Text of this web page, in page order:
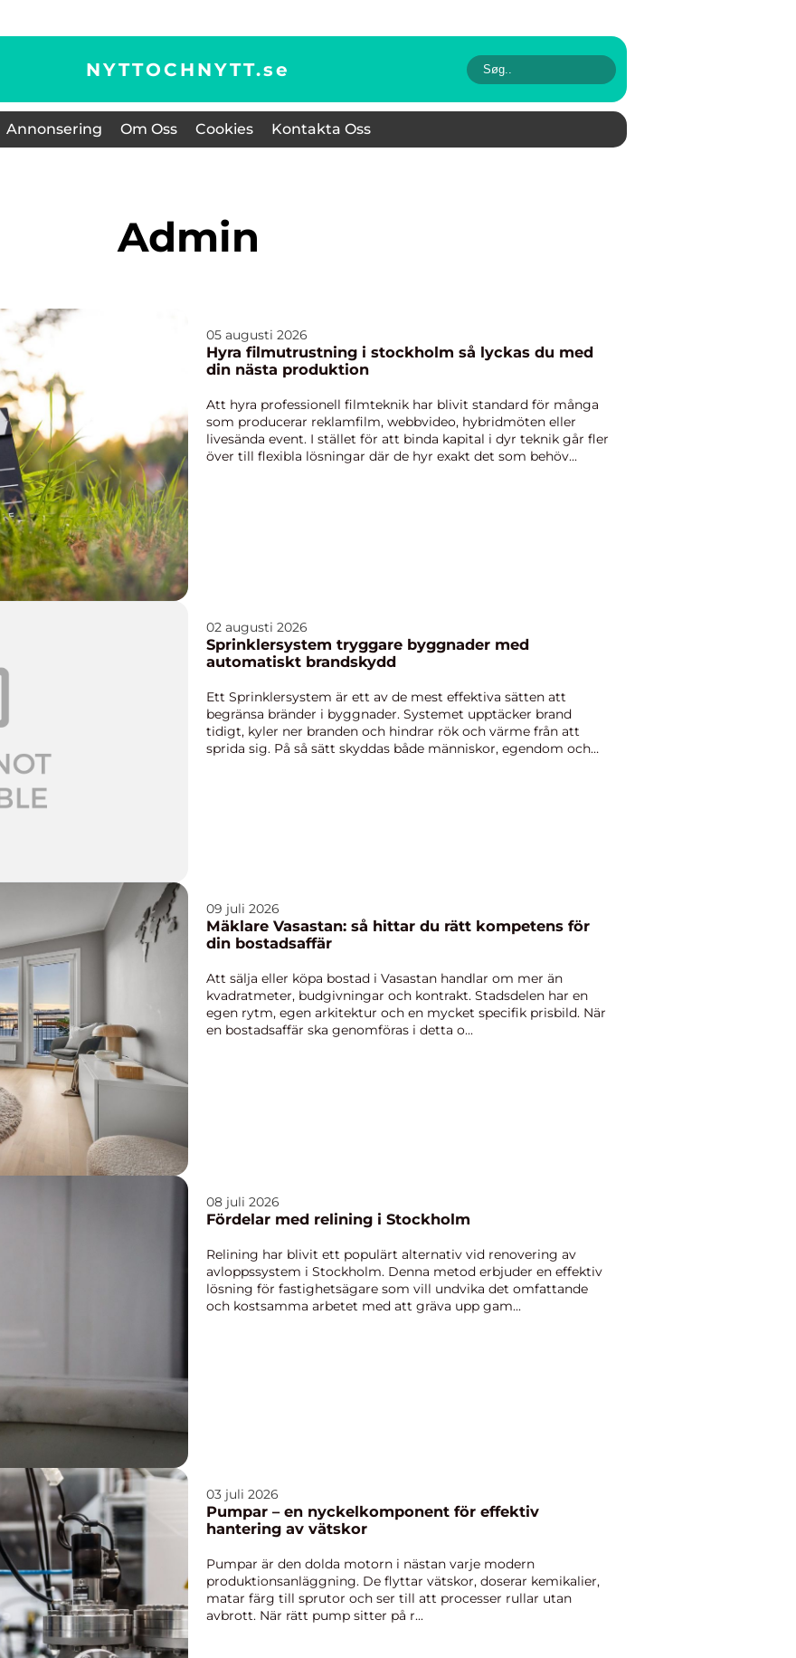
NYTTOCHNYTT.se
Annonsering Om Oss Cookies Kontakta Oss
admin
05 augusti 2026
Hyra filmutrustning i stockholm så lyckas du med
din nästa produktion
Att hyra professionell filmteknik har blivit standard för många
som producerar reklamfilm, webbvideo, hybridmöten eller
livesända event. I stället för att binda kapital i dyr teknik går fler
över till flexibla lösningar där de hyr exakt det som behöv...
02 augusti 2026
Sprinklersystem tryggare byggnader med
automatiskt brandskydd
Ett Sprinklersystem är ett av de mest effektiva sätten att
begränsa bränder i byggnader. Systemet upptäcker brand
tidigt, kyler ner branden och hindrar rök och värme från att
sprida sig. På så sätt skyddas både människor, egendom och
09 juli 2026
Mäklare Vasastan: så hittar du rätt kompetens för
din bostadsaffär
Att sälja eller köpa bostad i Vasastan handlar om mer än
kvadratmeter, budgivningar och kontrakt. Stadsdelen har en
egen rytm, egen arkitektur och en mycket specifik prisbild. När
en bostadsaffär ska genomföras i detta o...
08 juli 2026
Fördelar med relining i Stockholm
Relining har blivit ett populärt alternativ vid renovering av
avloppssystem i Stockholm. Denna metod erbjuder en effektiv
lösning för fastighetsägare som vill undvika det omfattande
och kostsamma arbetet med att gräva upp gam...
03 juli 2026
Pumpar – en nyckelkomponent för effektiv
hantering av vätskor
Pumpar är den dolda motorn i nästan varje modern
produktionsanläggning. De flyttar vätskor, doserar kemikalier,
matar färg till sprutor och ser till att processer rullar utan
avbrott. När rätt pump sitter på r...